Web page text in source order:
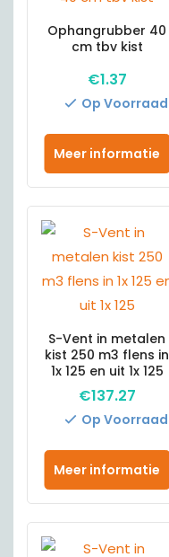
Ophangrubber 40
cm tbv kist
€1.37
Meer informatie
Op Voorraad
S-Vent in metalen
kist 250 m3 flens in
1x 125 en uit 1x 125
€137.27
Meer informatie
Op Voorraad